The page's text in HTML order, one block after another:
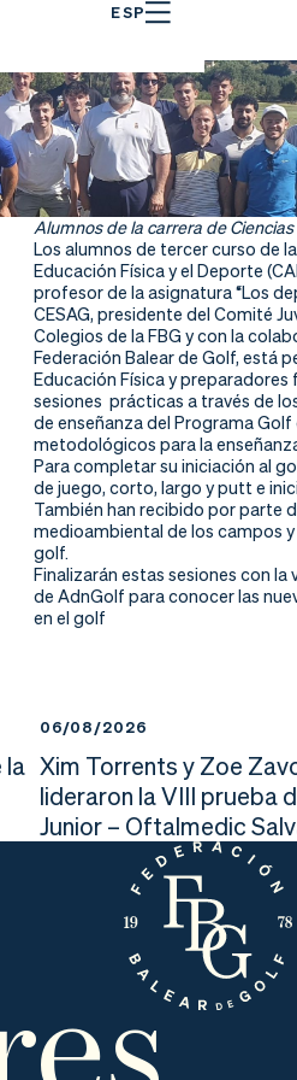
ESP
Alumnos de la carrera de
Los alumnos de tercer curso de
Educación Física y el Deporte
profesor de la asignatura “Los
CESAG, presidente del Comité
Colegios de la FBG y con la
Federación Balear de Golf, está
Educación Física y
sesiones prácticas a través de
de enseñanza del Programa
metodológicos para la
Para completar su iniciación al
de juego, corto, largo y putt e
También han recibido por parte
medioambiental de los campos
golf.
Finalizarán estas sesiones con la
de AdnGolf para conocer las
en el golf
la
06/08/2026
Xim Torrents y Zoe
lideraron la VIII prueba
Junior – Oftalmedic